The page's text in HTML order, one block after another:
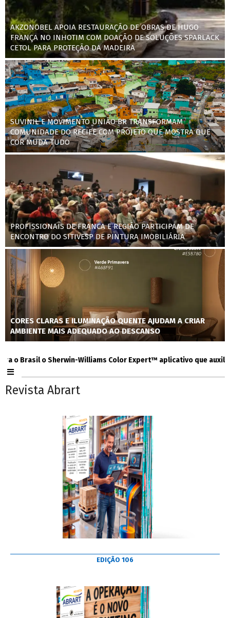
AKZONOBEL APOIA RESTAURAÇÃO DE OBRAS DE HUGO
FRANÇA NO INHOTIM COM DOAÇÃO DE SOLUÇÕES SPARLACK
CETOL PARA PROTEÇÃO DA MADEIRA
SUVINIL E MOVIMENTO UNIÃO BR TRANSFORMAM
COMUNIDADE DO RECIFE COM PROJETO QUE MOSTRA QUE
COR MUDA TUDO
PROFISSIONAIS DE FRANCA E REGIÃO PARTICIPAM DE
ENCONTRO DO SITIVESP DE PINTURA IMOBILIÁRIA
CORES CLARAS E ILUMINAÇÃO QUENTE AJUDAM A CRIAR
AMBIENTE MAIS ADEQUADO AO DESCANSO
o Sherwin-Williams Color Expert™ aplicativo que auxilia
Revista Abrart
EDIÇÃO 106